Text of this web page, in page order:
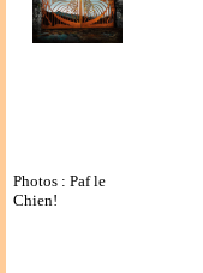
Photos : Paf le
Chien!